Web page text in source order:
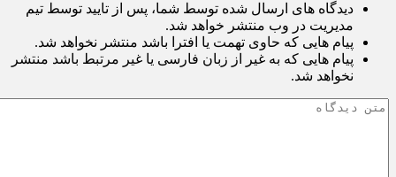
دیدگاه های ارسال شده توسط شما، پس از تایید توسط تیم
مدیریت در وب منتشر خواهد شد.
پیام هایی که حاوی تهمت یا افترا باشد منتشر نخواهد شد.
پیام هایی که به غیر از زبان فارسی یا غیر مرتبط باشد منتشر
نخواهد شد.